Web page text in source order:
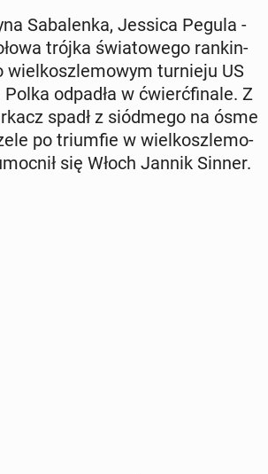
Sa­ba­len­ka, Jessica Pegula -
trójka świa­to­we­go ran­kin­
wiel­kosz­le­mo­wym tur­nie­ju US
odpadła w ćwierć­fi­na­le. Z
spadł z siód­me­go na ósme
po trium­fie w wiel­kosz­le­mo­
się Włoch Jannik Sinner.